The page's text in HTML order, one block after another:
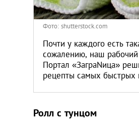
Пхукет
Санкт-Петербург
Фото: shutterstock.com
Почти у каждого есть
сожалению, наш рабочий
Портал «ЗаграNица»
рецепты самых быстрых
Ролл с тунцом